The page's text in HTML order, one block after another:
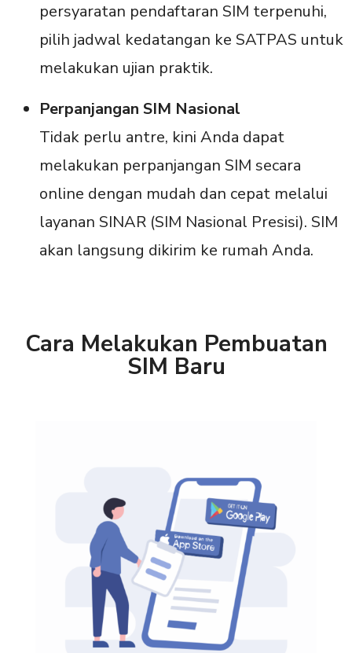
persyaratan pendaftaran SIM terpenuhi,
pilih jadwal kedatangan ke SATPAS untuk
melakukan ujian praktik.
Perpanjangan SIM Nasional
Tidak perlu antre, kini Anda dapat
melakukan perpanjangan SIM secara
online dengan mudah dan cepat melalui
layanan SINAR (SIM Nasional Presisi). SIM
akan langsung dikirim ke rumah Anda.
Cara Melakukan Pembuatan
SIM Baru